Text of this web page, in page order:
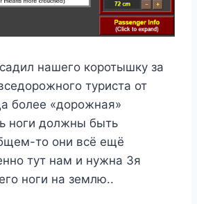
нашего коротышку за
туриста от
более «дорожная»
ноги должны быть
то они всё ещё
тут нам и нужна 3я
ноги на землю..